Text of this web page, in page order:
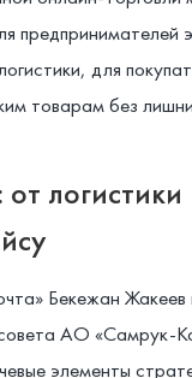
предпринимателей
для
товарам без
от логистики
Бекежан Жакеев
АО «Самрук-
элементы